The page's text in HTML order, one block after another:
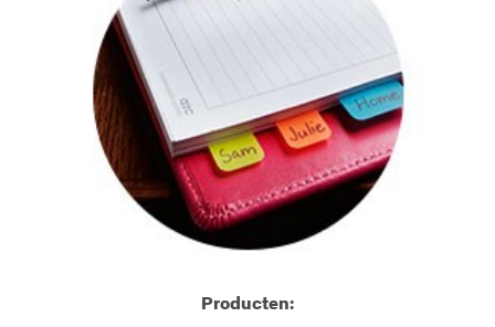
Producten: